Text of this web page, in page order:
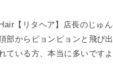
【リタヘア】店長のじゅ
部からピョンピョンと飛び
ている方、本当に多いですよ